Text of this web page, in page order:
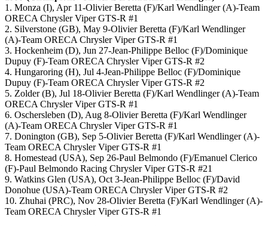
1. Monza (I), Apr 11-Olivier Beretta (F)/Karl Wendlinger (A)-Team
ORECA Chrysler Viper GTS-R #1
2. Silverstone (GB), May 9-Olivier Beretta (F)/Karl Wendlinger
(A)-Team ORECA Chrysler Viper GTS-R #1
3. Hockenheim (D), Jun 27-Jean-Philippe Belloc (F)/Dominique
Dupuy (F)-Team ORECA Chrysler Viper GTS-R #2
4. Hungaroring (H), Jul 4-Jean-Philippe Belloc (F)/Dominique
Dupuy (F)-Team ORECA Chrysler Viper GTS-R #2
5. Zolder (B), Jul 18-Olivier Beretta (F)/Karl Wendlinger (A)-Team
ORECA Chrysler Viper GTS-R #1
6. Oschersleben (D), Aug 8-Olivier Beretta (F)/Karl Wendlinger
(A)-Team ORECA Chrysler Viper GTS-R #1
7. Donington (GB), Sep 5-Olivier Beretta (F)/Karl Wendlinger (A)-
Team ORECA Chrysler Viper GTS-R #1
8. Homestead (USA), Sep 26-Paul Belmondo (F)/Emanuel Clerico
(F)-Paul Belmondo Racing Chrysler Viper GTS-R #21
9. Watkins Glen (USA), Oct 3-Jean-Philippe Belloc (F)/David
Donohue (USA)-Team ORECA Chrysler Viper GTS-R #2
10. Zhuhai (PRC), Nov 28-Olivier Beretta (F)/Karl Wendlinger (A)-
Team ORECA Chrysler Viper GTS-R #1